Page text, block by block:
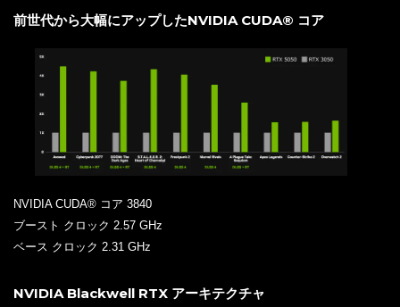
前世代から大幅にアップしたNVIDIA CUDA® コア
NVIDIA CUDA® コア 3840
ブースト クロック 2.57 GHz
ベース クロック 2.31 GHz
NVIDIA Blackwell RTX アーキテクチャ